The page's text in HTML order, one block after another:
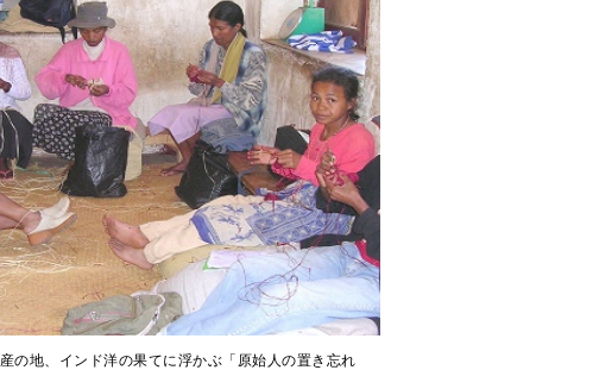
の地、インド洋の果てに浮かぶ「原始人の置き忘れ